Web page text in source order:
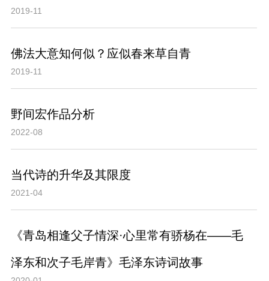
2019-11
佛法大意知何似？应似春来草自青
2019-11
野间宏作品分析
2022-08
当代诗的升华及其限度
2021-04
《青岛相逢父子情深·心里常有骄杨在——毛
泽东和次子毛岸青》毛泽东诗词故事